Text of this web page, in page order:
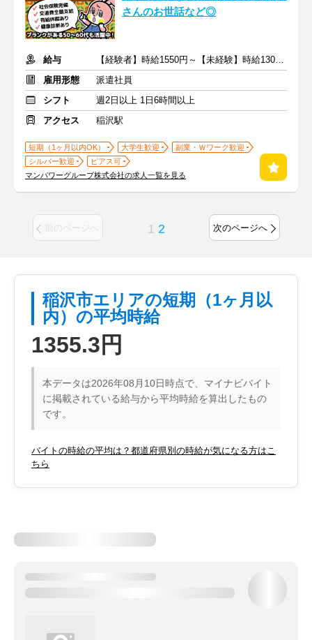
さんのお世話など◎
給与
【経験者】時給1550円～【未経験】時給1300円～ ※交通費全額
雇用形態
派遣社員
シフト
週2日以上 1日6時間以上
アクセス
稲沢駅
短期（1ヶ月以内OK） 大学生歓迎
副業・Ｗワーク歓迎
シルバー歓迎
ピアス可
マンパワーグループ株式会社の求人一覧を見る
前のページへ 1 2 次のページへ
稲沢市エリアの短期（1ヶ月以
内）の平均時給
1355.3円
本データは2026年08月10日時点で、マイナビバイト
に掲載されている給与から平均時給を算出したもの
です。
バイトの時給の平均は？都道府県別の時給が気になる方はこ
ちら